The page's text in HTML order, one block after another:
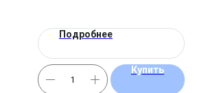
Подробнее
Купить